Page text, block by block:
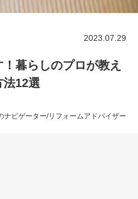
2023.07.29
暮らしのプロが教え
法12選
ナビゲーター/リフォームアドバイザー